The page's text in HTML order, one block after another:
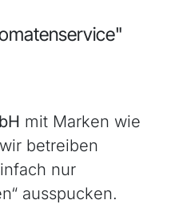
mit Marken wie
betreiben
nur
ausspucken.